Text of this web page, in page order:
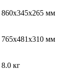
860x345x265 мм
765x481x310 мм
8.0 кг